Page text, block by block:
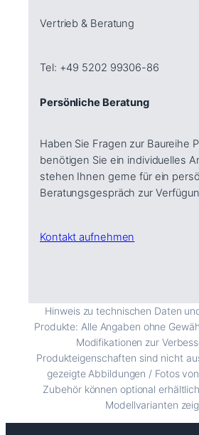
Vertrieb & Beratung
Tel: +49 5202 99306-86
Persönliche Beratung
Haben Sie Fragen zur Baureihe
benötigen Sie ein individuelles
stehen Ihnen gerne für ein
Beratungsgespräch zur
Kontakt aufnehmen
Hinweis zu technischen Daten
Produkte: Alle Angaben ohne
Modifikationen zur
Produkteigenschaften sind nicht
gezeigte Abbildungen / Fotos
Zubehör können optional
Modellvarianten